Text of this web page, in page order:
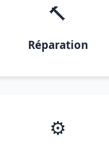
🔨
Réparation
⚙️